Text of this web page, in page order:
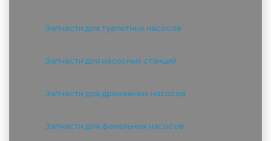
Запчасти для туалетных насосов
Запчасти для насосных станций
Запчасти для дренажных насосов
Запчасти для фекальных насосов